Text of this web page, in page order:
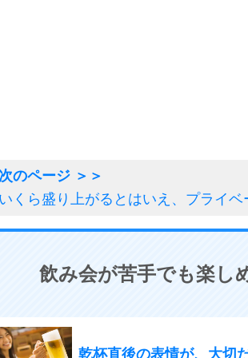
いくら盛り上がるとはいえ、プライ
飲み会が苦手でも楽し
乾杯直後の表情が、大切